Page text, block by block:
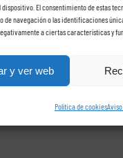
El consentimiento de estas
de navegación o las identificaciones
a ciertas características y
y ver web
Política de cookies
2012 Categories: